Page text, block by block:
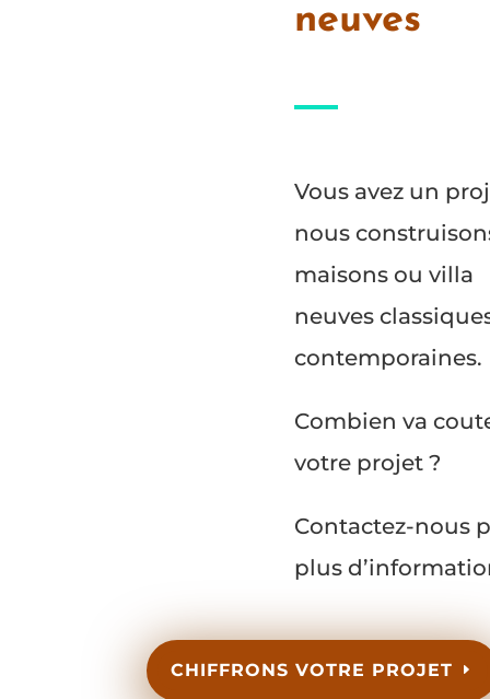
neuves
Vous avez un
nous
maisons ou villa
neuves
contemporaines.
Combien va
votre projet ?
Contactez-nous
plus
CHIFFRONS VOTRE PROJET